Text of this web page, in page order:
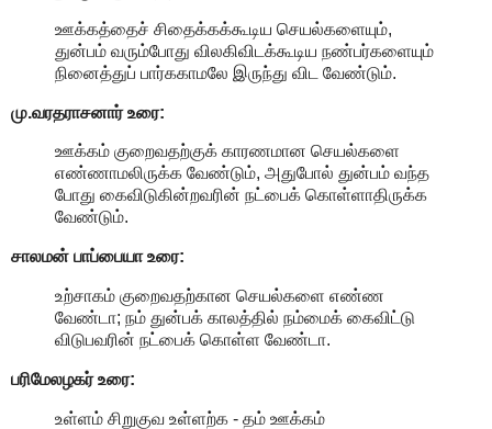
ஊக்கத்தைச் சிதைக்கக்கூடிய செயல்களையும்,
துன்பம் வரும்போது விலகிவிடக்கூடிய நண்பர்களையும்
நினைத்துப் பார்ககாமலே இருந்து விட வேண்டும்.
மு.வரதராசனார்உரை:
ஊக்கம் குறைவதற்குக் காரணமான செயல்களை
எண்ணாமலிருக்க வேண்டும், அதுபோல் துன்பம் வந்த
போது கைவிடுகின்றவரின் நட்பைக் கொள்ளாதிருக்க
வேண்டும்.
சாலமன் பாப்பையா உரை:
உற்சாகம் குறைவதற்கான செயல்களை எண்ண
வேண்டா; நம் துன்பக் காலத்தில் நம்மைக் கைவிட்டு
விடுபவரின் நட்பைக் கொள்ள வேண்டா.
பரிமேலழகர் உரை:
உள்ளம் சிறுகுவ உள்ளற்க - தம் ஊக்கம்